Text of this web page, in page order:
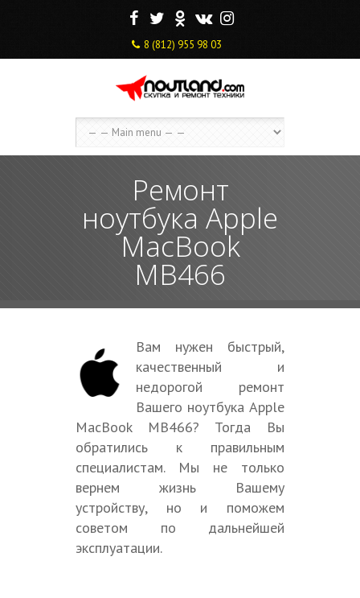
F T O V I
8 (812) 955 98 03
Ремонт
ноутбука Apple
MacBook
MB466
Вам нужен быстрый,
качественный и
недорогой ремонт
Вашего ноутбука Apple
MacBook MB466? Тогда Вы
обратились к правильным
специалистам. Мы не только
вернем жизнь Вашему
устройству, но и поможем
советом по дальнейшей
эксплуатации.